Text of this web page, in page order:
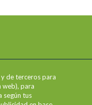
de terceros para
web), para
según tus